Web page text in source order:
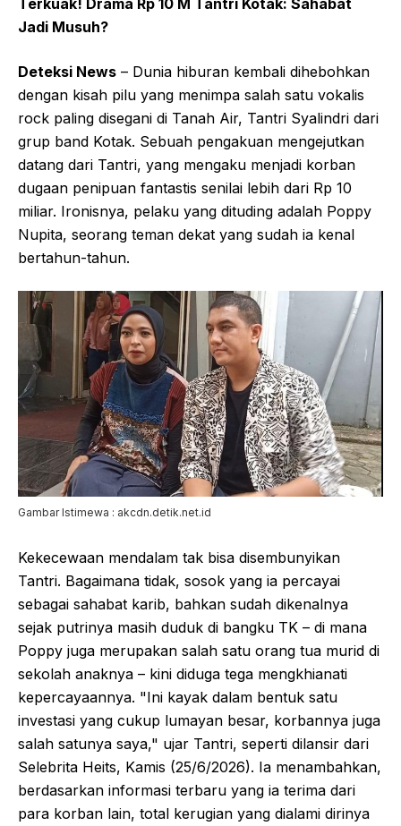
Terkuak! Drama Rp 10 M Tantri Kotak: Sahabat
Jadi Musuh?
Deteksi News – Dunia hiburan kembali dihebohkan
dengan kisah pilu yang menimpa salah satu vokalis
rock paling disegani di Tanah Air, Tantri Syalindri dari
grup band Kotak. Sebuah pengakuan mengejutkan
datang dari Tantri, yang mengaku menjadi korban
dugaan penipuan fantastis senilai lebih dari Rp 10
miliar. Ironisnya, pelaku yang dituding adalah Poppy
Nupita, seorang teman dekat yang sudah ia kenal
bertahun-tahun.
Gambar Istimewa : akcdn.detik.net.id
Kekecewaan mendalam tak bisa disembunyikan
Tantri. Bagaimana tidak, sosok yang ia percayai
sebagai sahabat karib, bahkan sudah dikenalnya
sejak putrinya masih duduk di bangku TK – di mana
Poppy juga merupakan salah satu orang tua murid di
sekolah anaknya – kini diduga tega mengkhianati
kepercayaannya. "Ini kayak dalam bentuk satu
investasi yang cukup lumayan besar, korbannya juga
salah satunya saya," ujar Tantri, seperti dilansir dari
Selebrita Heits, Kamis (25/6/2026). Ia menambahkan,
berdasarkan informasi terbaru yang ia terima dari
para korban lain, total kerugian yang dialami dirinya